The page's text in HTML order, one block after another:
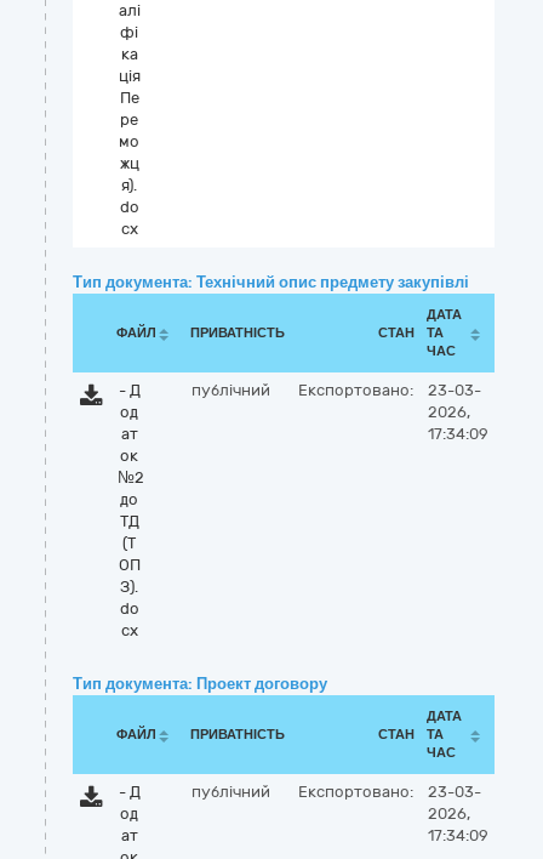
алі
фі
ка
ція
Пе
ре
мо
жц
я).
do
cx
Тип документа: Технічний опис предмету закупівлі
ФАЙЛ ПРИВАТНІСТЬ СТАН
ДАТА
ТА
ЧАС
- Д
од
ат
ок
№2
до
ТД
(Т
ОП
З).
do
cx
публічний Експортовано:
23-03-
2026,
17:34:09
Тип документа: Проект договору
ФАЙЛ ПРИВАТНІСТЬ СТАН
ДАТА
ТА
ЧАС
- Д
од
ат
публічний Експортовано:
23-03-
2026,
17:34:09